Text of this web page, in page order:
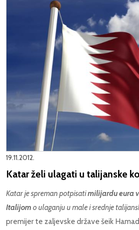
19.11.2012.
Katar želi ulagati u talijanske
Katar je spreman potpisatimilijardu eura
Italijom o ulaganju u male i srednje
premijer te zaljevske države šeik